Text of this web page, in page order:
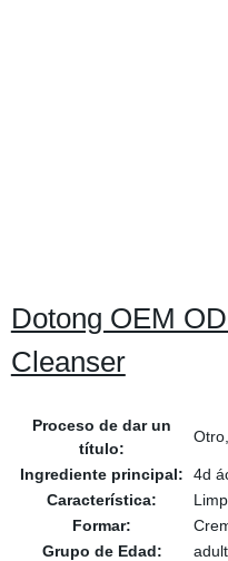
Dotong OEM
Cleanser
Proceso de dar un
título:
Ingrediente principal:
4d
Característica:
Formar:
Grupo de Edad: